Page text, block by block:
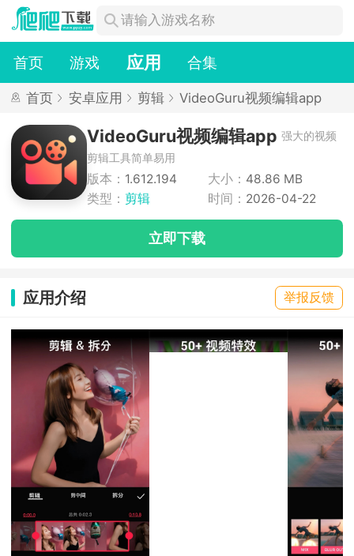
首页 游戏 应用 合集
首页 安卓应用 剪辑 VideoGuru视频编辑app
VideoGuru视频编辑app 强大的视频
剪辑工具简单易用
版本： 1.612.194 大小： 48.86 MB
类型： 剪辑 时间： 2026-04-22
立即下载
应用介绍 举报反馈